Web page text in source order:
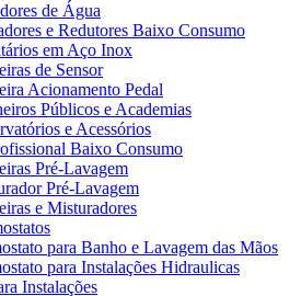
de Água
e Redutores Baixo Consumo
em Aço Inox
de Sensor
Acionamento Pedal
Públicos e Academias
e Acessórios
Baixo Consumo
Pré-Lavagem
Pré-Lavagem
e Misturadores
para Banho e Lavagem das Mãos
para Instalações Hidraulicas
Instalações